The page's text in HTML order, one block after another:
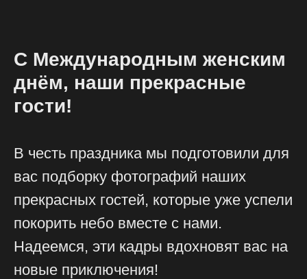
С Международным женским
днём, наши прекрасные
гости!
В честь праздника мы подготовили для
вас подборку фотографий наших
прекрасных гостей, которые уже успели
покорить небо вместе с нами.
Надеемся, эти кадры вдохновят вас на
новые приключения!